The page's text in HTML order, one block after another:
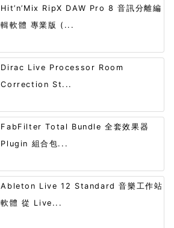
Hit’n’Mix RipX DAW Pro 8 音訊分離編
輯軟體 專業版 (...
Dirac Live Processor Room
Correction St...
FabFilter Total Bundle 全套效果器
Plugin 組合包...
Ableton Live 12 Standard 音樂工作站
軟體 從 Live...